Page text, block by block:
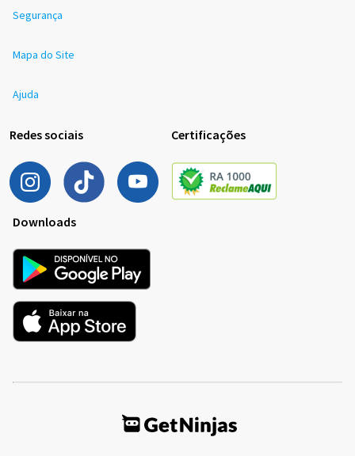
Segurança
Mapa do Site
Ajuda
Redes sociais Certificações
Downloads